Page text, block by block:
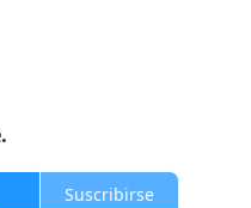
Suscribirse